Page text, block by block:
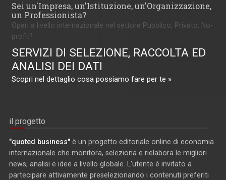
Sei un'Impresa, un'Istituzione, un'Organizzazione,
un Professionista?
Operi a livello internazionale nel settore Pubblico, Privato, No-
profit?
SERVIZI DI SELEZIONE, RACCOLTA ED
ANALISI DEI DATI
Scopri nel dettaglio cosa possiamo fare per te »
il progetto
"quoted business" è un progetto editoriale online di economia
internazionale che monitora, seleziona e rielabora le migliori
news, analisi e idee a livello globale. L'utente è invitato a
partecipare attivamente preselezionando i contenuti preferiti